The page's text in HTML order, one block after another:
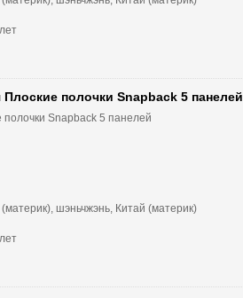
полочки Snapback 5 панелей
Snapback 5 панелей
шэньчжэнь, Китай (материк)